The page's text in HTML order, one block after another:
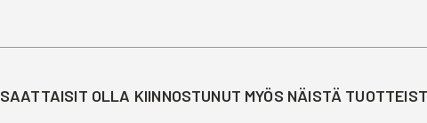
SAATTAISIT OLLA KIINNOSTUNUT MYÖS NÄISTÄ